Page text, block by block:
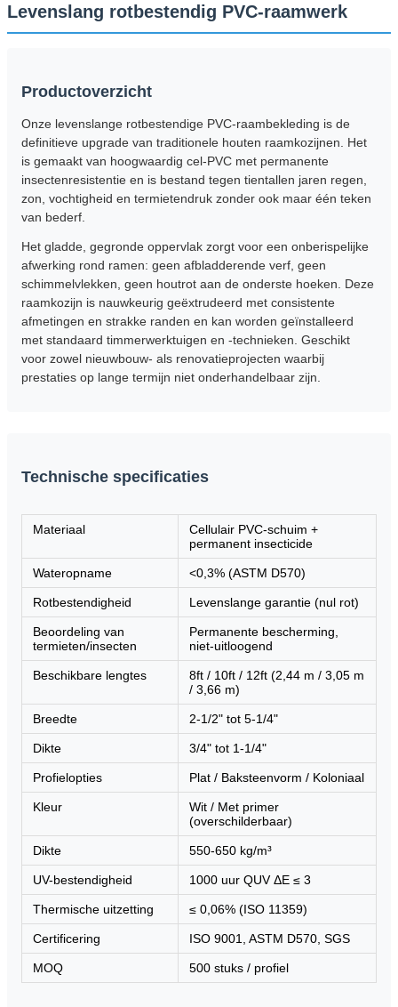
Levenslang rotbestendig PVC-raamwerk
Productoverzicht
Onze levenslange rotbestendige PVC-raambekleding is de
definitieve upgrade van traditionele houten raamkozijnen. Het
is gemaakt van hoogwaardig cel-PVC met permanente
insectenresistentie en is bestand tegen tientallen jaren regen,
zon, vochtigheid en termietendruk zonder ook maar één teken
van bederf.
Het gladde, gegronde oppervlak zorgt voor een onberispelijke
afwerking rond ramen: geen afbladderende verf, geen
schimmelvlekken, geen houtrot aan de onderste hoeken. Deze
raamkozijn is nauwkeurig geëxtrudeerd met consistente
afmetingen en strakke randen en kan worden geïnstalleerd
met standaard timmerwerktuigen en -technieken. Geschikt
voor zowel nieuwbouw- als renovatieprojecten waarbij
prestaties op lange termijn niet onderhandelbaar zijn.
Technische specificaties
Materiaal
Cellulair PVC-schuim +
permanent insecticide
Wateropname <0,3% (ASTM D570)
Rotbestendigheid Levenslange garantie (nul rot)
Beoordeling van
termieten/insecten
Permanente bescherming,
niet-uitloogend
Beschikbare lengtes
8ft / 10ft / 12ft (2,44 m / 3,05 m
/ 3,66 m)
Breedte 2-1/2" tot 5-1/4"
Dikte 3/4" tot 1-1/4"
Profielopties Plat / Baksteenvorm / Koloniaal
Kleur
Wit / Met primer
(overschilderbaar)
Dikte 550-650 kg/m³
UV-bestendigheid 1000 uur QUV ΔE ≤ 3
Thermische uitzetting ≤ 0,06% (ISO 11359)
Certificering ISO 9001, ASTM D570, SGS
MOQ 500 stuks / profiel